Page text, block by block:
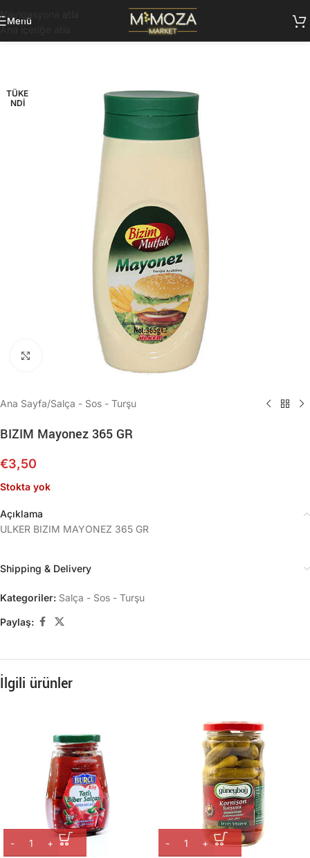
Navigasyona atla
Ana içeriğe atla
Menü
TÜKE
NDI
Büyütmek için tıklayın
Ana Sayfa/Salça - Sos - Turşu
BIZIM Mayonez 365 GR
€3,50
Stokta yok
Açıklama
ULKER BIZIM MAYONEZ 365 GR
Shipping & Delivery
Kategoriler: Salça - Sos - Turşu
Paylaş:
İlgili ürünler